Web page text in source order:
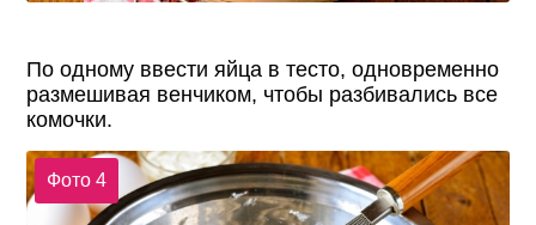
По одному ввести яйца в тесто, одновременно
размешивая венчиком, чтобы разбивались все
комочки.
Фото 4